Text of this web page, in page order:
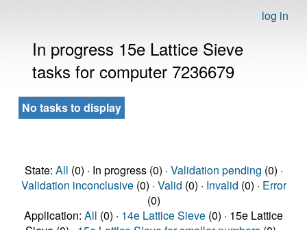
log in
In progress 15e Lattice Sieve
tasks for computer 7236679
No tasks to display
State: All (0) · In progress (0) · Validation pending (0) ·
Validation inconclusive(0) · Valid (0) · Invalid (0) · Error
(0)
Application: All (0) · 14e Lattice Sieve (0) · 15e Lattice